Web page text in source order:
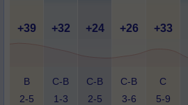
+39 +32 +24 +26 +33
В
2-5
С-В
1-3
С-В
2-5
С-В
3-6
С
5-9